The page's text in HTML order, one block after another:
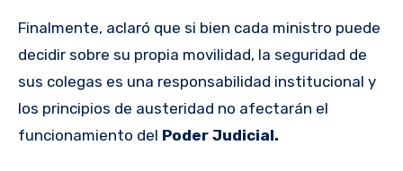
Finalmente, aclaró que si bien cada ministro puede
decidir sobre su propia movilidad, la seguridad de
sus colegas es una responsabilidad institucional y
los principios de austeridad no afectarán el
funcionamiento del Poder Judicial.